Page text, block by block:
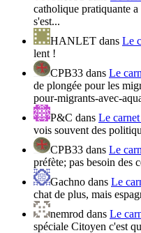
catholique pratiquante
s'est...
HANLET dans Le
lent !
CPB33 dans Le
de plongée pour les
pour-migrants-avec-
P&C dans Le
vois souvent des
CPB33 dans Le
préfète; pas besoin des
Gachno dans Le
chat de plus, mais
nemrod dans Le
spéciale Citoyen c'est